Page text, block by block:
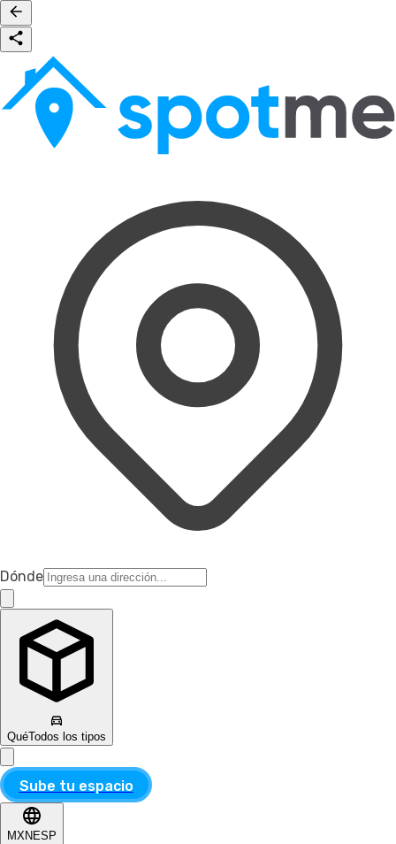
Dónde
QuéTodos los tipos
Sube tu espacio
MXN ESP